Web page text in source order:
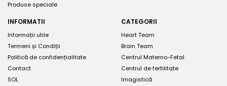
Produse speciale
INFORMATII
Informații utile
Termeni și Condiții
Politică de confidențialitate
Contact
SOL
CATEGORII
Heart Team
Brain Team
Centrul Materno-Fetal
Centrul de fertilitate
Imagistică